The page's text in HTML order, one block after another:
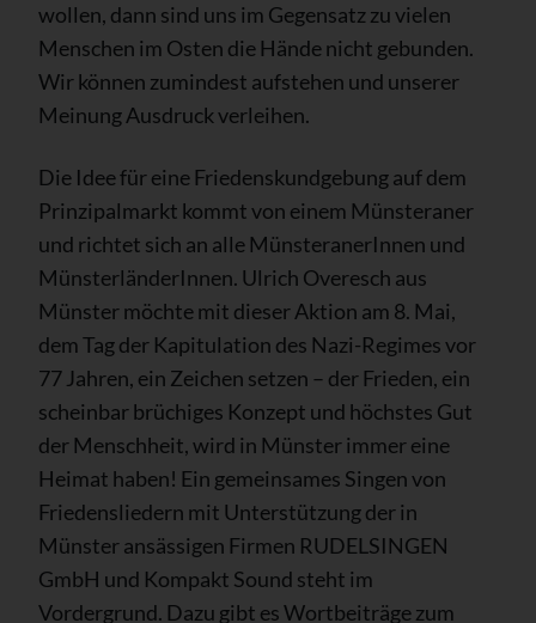
wollen, dann sind uns im Gegensatz zu vielen
Menschen im Osten die Hände nicht gebunden.
Wir können zumindest aufstehen und unserer
Meinung Ausdruck verleihen.
Die Idee für eine Friedenskundgebung auf dem
Prinzipalmarkt kommt von einem Münsteraner
und richtet sich an alle MünsteranerInnen und
MünsterländerInnen. Ulrich Overesch aus
Münster möchte mit dieser Aktion am 8. Mai,
dem Tag der Kapitulation des Nazi-Regimes vor
77 Jahren, ein Zeichen setzen – der Frieden, ein
scheinbar brüchiges Konzept und höchstes Gut
der Menschheit, wird in Münster immer eine
Heimat haben! Ein gemeinsames Singen von
Friedensliedern mit Unterstützung der in
Münster ansässigen Firmen RUDELSINGEN
GmbH und Kompakt Sound steht im
Vordergrund. Dazu gibt es Wortbeiträge zum